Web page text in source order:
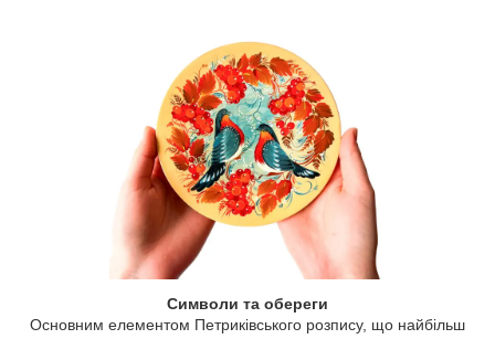
Символи та обереги
Основним елементом Петриківського розпису, що найбільш